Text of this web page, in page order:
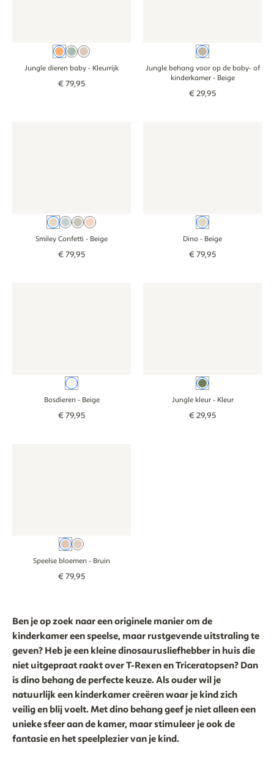
Kleurrijk
Groenblauw
Beige
Jungle dieren baby - Kleurrijk
€79,95
Beige
Jungle behang voor op de baby- of
kinderkamer- Beige
€29,95
BeigeBlauw
GroenRoze
Smiley Confetti - Beige
€79,95
Beige
Dino - Beige
€79,95
Beige
Bosdieren- Beige
€79,95
Kleur
Jungle kleur- Kleur
€29,95
BruinOudroze
Speelse bloemen - Bruin
€79,95
Ben je op zoek naar een originele manier om de
kinderkamer een speelse, maar rustgevende uitstraling te
geven? Heb je een kleine dinosaurusliefhebber in huis die
niet uitgepraat raakt over T-Rexen en Triceratopsen? Dan
is dino behang de perfecte keuze. Als ouder wil je
natuurlijk een kinderkamer creëren waar je kind zich
veilig en blij voelt. Met dino behang geef je niet alleen een
unieke sfeer aan de kamer, maar stimuleer je ook de
fantasie en het speelplezier van je kind.